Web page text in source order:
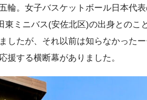
輪。女子バスケットボール日本代
東ミニバス(安佐北区)の出身とのこ
したが、それ以前は知らなかったー
援する横断幕がありました。